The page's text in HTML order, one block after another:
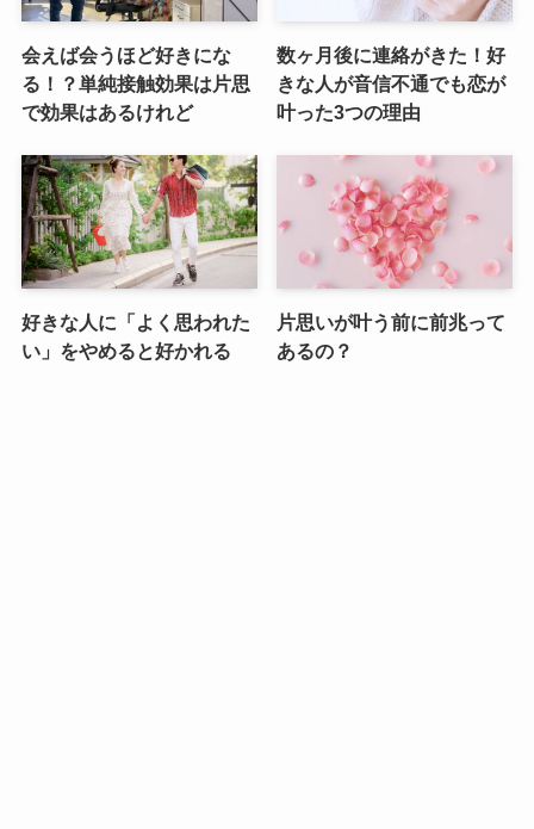
会えば会うほど好きにな
る！？単純接触効果は片思
で効果はあるけれど
数ヶ月後に連絡がきた！好
きな人が音信不通でも恋が
叶った3つの理由
好きな人に「よく思われた
い」をやめると好かれる
片思いが叶う前に前兆って
あるの？